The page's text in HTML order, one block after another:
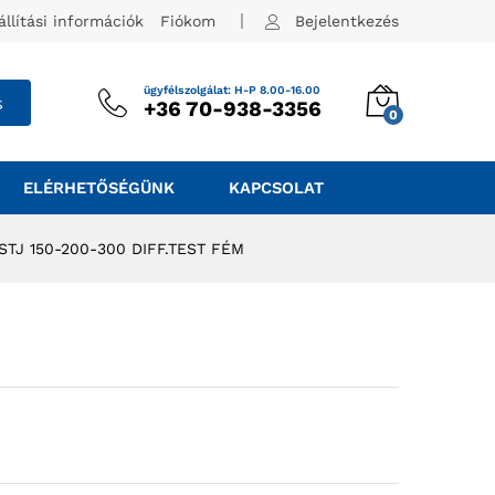
információk Fiókom Bejelentkezés
ügyfélszolgálat: H-P 8.00-16.00
+36 70-938-3356 0
ELÉRHETŐSÉGÜNK KAPCSOLAT
150-200-300 DIFF.TEST FÉM